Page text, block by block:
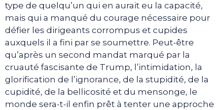
type de quelqu’un qui en aurait eu la capacité,
mais qui a manqué du courage nécessaire pour
défier les dirigeants corrompus et cupides
auxquels il a fini par se soumettre. Peut-être
qu’après un second mandat marqué par la
cruauté fascisante de Trump, l’intimidation, la
glorification de l’ignorance, de la stupidité, de la
cupidité, de la bellicosité et du mensonge, le
monde sera-t-il enfin prêt à tenter une approche